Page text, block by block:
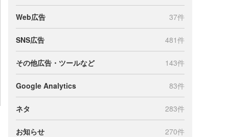
Web広告 37件
SNS広告 481件
その他広告・ツールなど 143件
Google Analytics 83件
ネタ 283件
お知らせ 270件